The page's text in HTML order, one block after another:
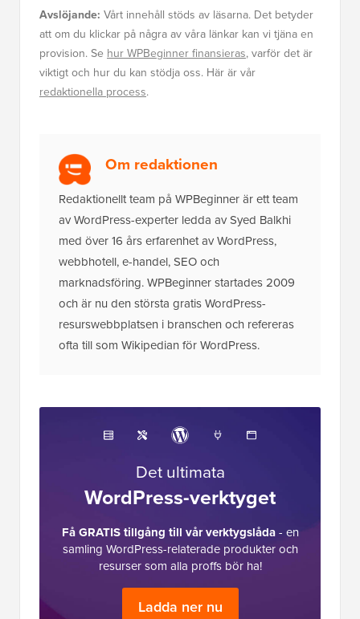
Avslöjande: Vårt innehåll stöds av läsarna. Det betyder
att om du klickar på några av våra länkar kan vi tjäna en
provision. Se hur WPBeginner finansieras, varför det är
viktigt och hur du kan stödja oss. Här är vår
redaktionella process.
Om redaktionen
Redaktionellt team på WPBeginner är ett team
av WordPress-experter ledda av Syed Balkhi
med över 16 års erfarenhet av WordPress,
webbhotell, e-handel, SEO och
marknadsföring. WPBeginner startades 2009
och är nu den största gratis WordPress-
resurswebbplatsen i branschen och refereras
ofta till som Wikipedian för WordPress.
Det ultimata
WordPress-verktyget
Få GRATIS tillgång till vår verktygslåda- en
samling WordPress-relaterade produkter och
resurser som alla proffs bör ha!
Ladda ner nu